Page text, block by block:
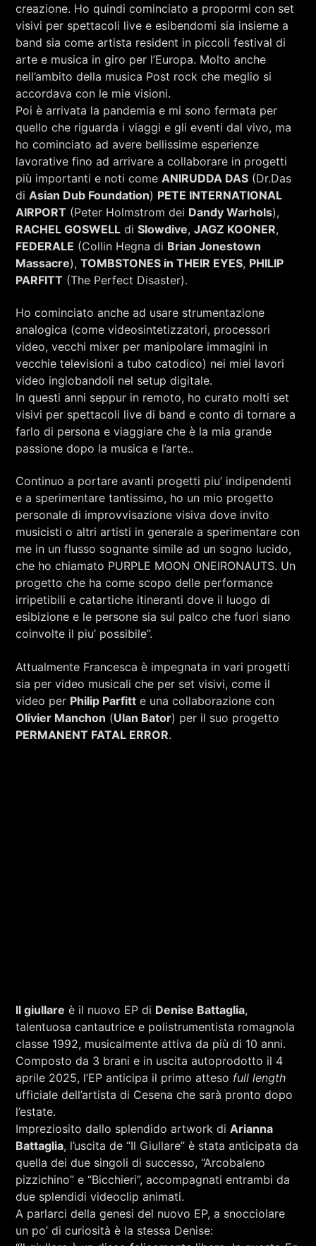
creazione. Ho quindi cominciato a propormi con set
visivi per spettacoli live e esibendomi sia insieme a
band sia come artista resident in piccoli festival di
arte e musica in giro per l’Europa. Molto anche
nell’ambito della musica Post rock che meglio si
accordava con le mie visioni.
Poi è arrivata la pandemia e mi sono fermata per
quello che riguarda i viaggi e gli eventi dal vivo, ma
ho cominciato ad avere bellissime esperienze
lavorative fino ad arrivare a collaborare in progetti
più importanti e noti comeANIRUDDA DAS (Dr.Das
diAsian Dub Foundation) PETE INTERNATIONAL
AIRPORT (Peter Holmstrom dei Dandy Warhols),
RACHEL GOSWELL diSlowdive,JAGZ KOONER,
FEDERALE (Collin Hegna di Brian Jonestown
Massacre),TOMBSTONES in THEIR EYES, PHILIP
PARFITT (The Perfect Disaster).
Ho cominciato anche ad usare strumentazione
analogica (come videosintetizzatori, processori
video, vecchi mixer per manipolare immagini in
vecchie televisioni a tubo catodico) nei miei lavori
video inglobandoli nel setup digitale.
In questi anni seppur in remoto, ho curato molti set
visivi per spettacoli live di band e conto di tornare a
farlo di persona e viaggiare che è la mia grande
passione dopo la musica e l’arte..
Continuo a portare avanti progetti piu’ indipendenti
e a sperimentare tantissimo, ho un mio progetto
personale di improvvisazione visiva dove invito
musicisti o altri artisti in generale a sperimentare con
me in un flusso sognante simile ad un sogno lucido,
che ho chiamato PURPLE MOON ONEIRONAUTS. Un
progetto che ha come scopo delle performance
irripetibili e catartiche itineranti dove il luogo di
esibizione e le persone sia sul palco che fuori siano
coinvolte il piu’ possibile”.
Attualmente Francesca è impegnata in vari progetti
sia per video musicali che per set visivi, come il
video per Philip Parfitt e una collaborazione con
Olivier Manchon (Ulan Bator) per il suo progetto
PERMANENT FATAL ERROR.
Il giullare è il nuovo EP di Denise Battaglia,
talentuosa cantautrice e polistrumentista romagnola
classe 1992, musicalmente attiva da più di 10 anni.
Composto da 3 brani e in uscita autoprodotto il 4
aprile 2025, l’EP anticipa il primo atteso full length
ufficiale dell’artista di Cesena che sarà pronto dopo
l’estate.
Impreziosito dallo splendido artwork diArianna
Battaglia, l’uscita de “Il Giullare” è stata anticipata da
quella dei due singoli di successo, “Arcobaleno
pizzichino” e “Bicchieri”, accompagnati entrambi da
due splendidi videoclip animati.
A parlarci della genesi del nuovo EP, a snocciolare
un po’ di curiosità è la stessa Denise: